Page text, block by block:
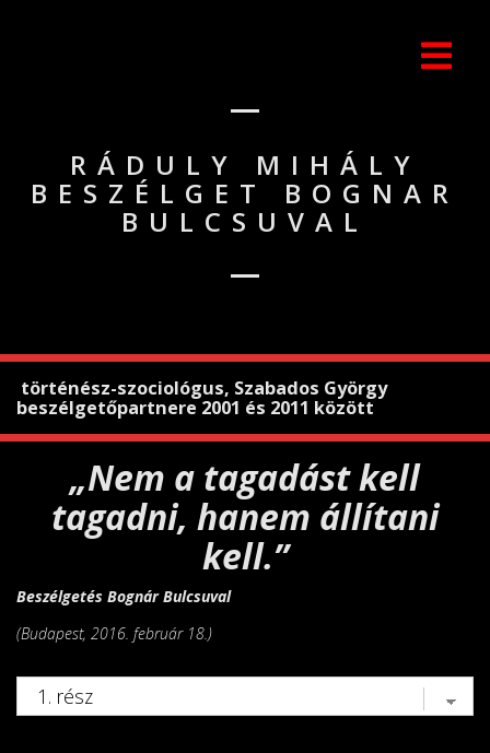
RÁDULY MIHÁLY
BESZÉLGET BOGNAR
BULCSUVAL
történész-szociológus, Szabados György
beszélgetőpartnere 2001 és 2011 között
„Nem a tagadást kell
tagadni, hanem állítani
kell.”
Beszélgetés Bognár Bulcsuval
(Budapest, 2016. február 18.)